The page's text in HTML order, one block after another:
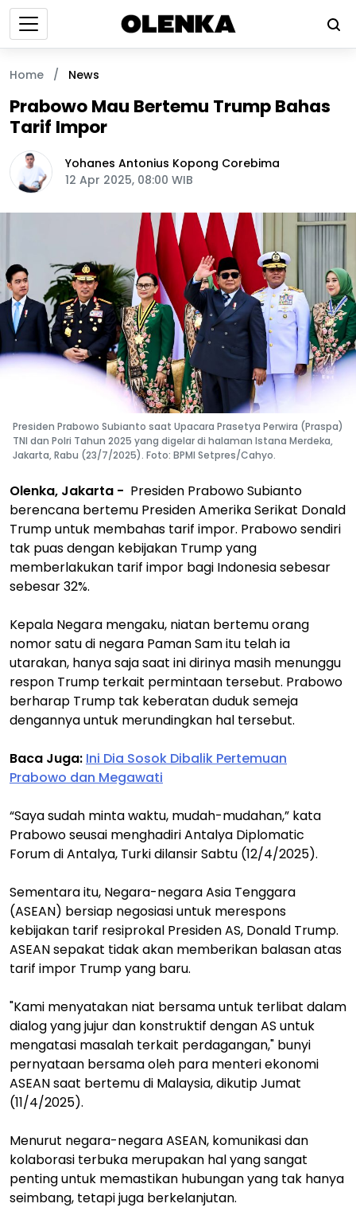
Home / News
Prabowo Mau Bertemu Trump Bahas
Tarif Impor
Yohanes Antonius Kopong Corebima
12 Apr 2025, 08:00 WIB
Presiden Prabowo Subianto saat Upacara Prasetya Perwira (Praspa)
TNI dan Polri Tahun 2025 yang digelar di halaman Istana Merdeka,
Jakarta, Rabu (23/7/2025). Foto: BPMI Setpres/Cahyo.
Olenka, Jakarta - Presiden Prabowo Subianto
berencana bertemu Presiden Amerika Serikat Donald
Trump untuk membahas tarif impor. Prabowo sendiri
tak puas dengan kebijakan Trump yang
memberlakukan tarif impor bagi Indonesia sebesar
sebesar 32%.
Kepala Negara mengaku, niatan bertemu orang
nomor satu di negara Paman Sam itu telah ia
utarakan, hanya saja saat ini dirinya masih menunggu
respon Trump terkait permintaan tersebut. Prabowo
berharap Trump tak keberatan duduk semeja
dengannya untuk merundingkan hal tersebut.
Baca Juga: Ini Dia Sosok Dibalik Pertemuan
Prabowo dan Megawati
“Saya sudah minta waktu, mudah-mudahan,” kata
Prabowo seusai menghadiri Antalya Diplomatic
Forum di Antalya, Turki dilansir Sabtu (12/4/2025).
Sementara itu, Negara-negara Asia Tenggara
(ASEAN) bersiap negosiasi untuk merespons
kebijakan tarif resiprokal Presiden AS, Donald Trump.
ASEAN sepakat tidak akan memberikan balasan atas
tarif impor Trump yang baru.
"Kami menyatakan niat bersama untuk terlibat dalam
dialog yang jujur dan konstruktif dengan AS untuk
mengatasi masalah terkait perdagangan," bunyi
pernyataan bersama oleh para menteri ekonomi
ASEAN saat bertemu di Malaysia, dikutip Jumat
(11/4/2025).
Menurut negara-negara ASEAN, komunikasi dan
kolaborasi terbuka merupakan hal yang sangat
penting untuk memastikan hubungan yang tak hanya
seimbang, tetapi juga berkelanjutan.